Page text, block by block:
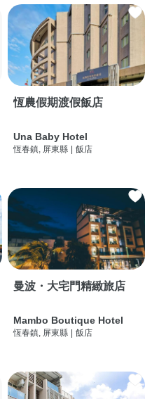
恆農假期渡假飯店
Una Baby Hotel
恆春鎮, 屏東縣 飯店
曼波・大宅門精緻旅店
Mambo Boutique Hotel
恆春鎮, 屏東縣 飯店